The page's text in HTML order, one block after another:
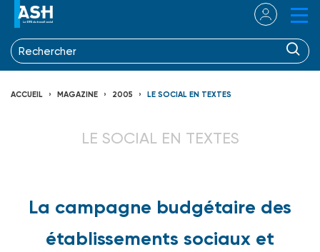
ACCUEIL MAGAZINE 2005 LE SOCIAL EN TEXTES
LE SOCIAL EN TEXTES
La campagne budgétaire des
établissements sociaux et